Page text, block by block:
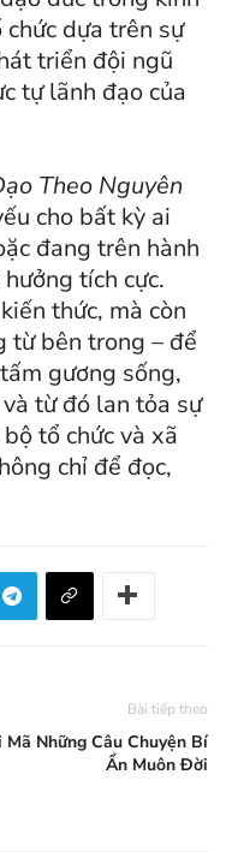
dựa trên sự
triển đội ngũ
tự lãnh đạo của
Theo Nguyên
cho bất kỳ ai
đang trên hành
tích cực.
thức, mà còn
từ bên trong – để
gương sống,
từ đó lan tỏa sự
tổ chức và xã
chỉ để đọc,
Bài tiếp theo
Mã Những Câu Chuyện Bí
Ẩn Muôn Đời